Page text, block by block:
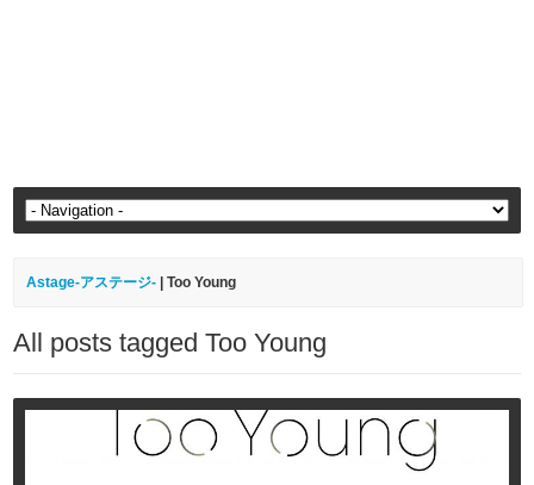
Astage-アステージ- |Too Young
All posts tagged Too Young